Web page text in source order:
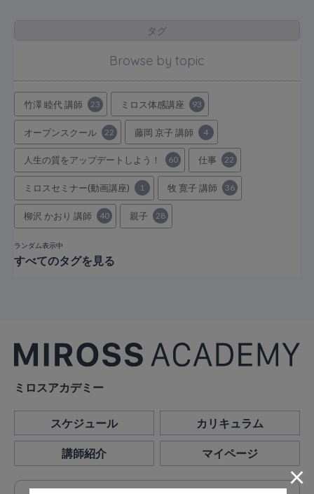
タグ
Browse by topic
竹澤 睦代 講師 23 ミロス体感講座 93
オープンスクール 22 藤岡 京子 講師 4
人生の質をアップデートしよう！ 60 仕事 22
ミロスセミナー(動画講座) 1 牧 寛子 講師 36
柳沢 かおり 講師 40 親子 28
ランダム表示中
すべてのタグを見る
ミロスアカデミー
スケジュール カリキュラム
講師紹介 マイページ
×